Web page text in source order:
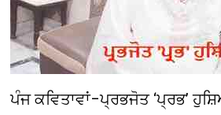
ਪੰਜ ਕਵਿਤਾਵਾਂ–ਪ੍ਰਭਜੋਤ ‘ਪ੍ਰਭ’